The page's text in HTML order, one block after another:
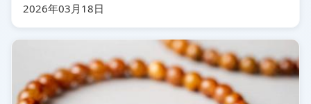
2026年03月18日